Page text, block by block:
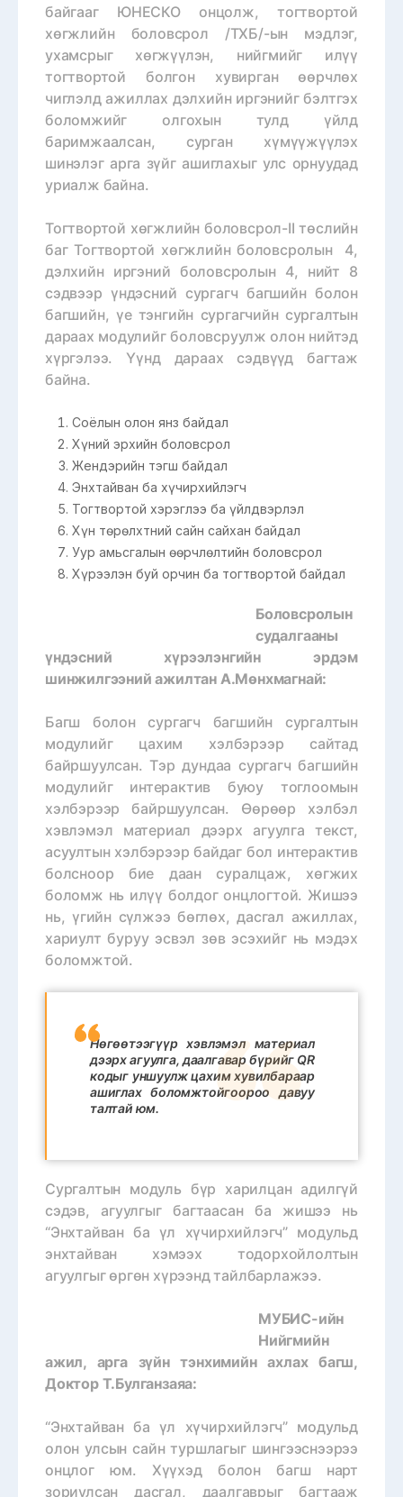
байгааг ЮНЕСКО онцолж, тогтвортой
хөгжлийн боловсрол /ТХБ/-ын мэдлэг,
ухамсрыг хөгжүүлэн, нийгмийг илүү
тогтвортой болгон хувирган өөрчлөх
чиглэлд ажиллах дэлхийн иргэнийг бэлтгэх
боломжийг олгохын тулд үйлд
баримжаалсан, сурган хүмүүжүүлэх
шинэлэг арга зүйг ашиглахыг улс орнуудад
уриалж байна.
Тогтвортой хөгжлийн боловсрол-II төслийн
баг Тогтвортой хөгжлийн боловсролын 4,
дэлхийн иргэний боловсролын 4, нийт 8
сэдвээр үндэсний сургагч багшийн болон
багшийн, үе тэнгийн сургагчийн сургалтын
дараах модулийг боловсруулж олон нийтэд
хүргэлээ. Үүнд дараах сэдвүүд багтаж
байна.
Соёлын олон янз байдал
Хүний эрхийн боловсрол
Жендэрийн тэгш байдал
Энхтайван ба хүчирхийлэгч
Тогтвортой хэрэглээ ба үйлдвэрлэл
Хүн төрөлхтний сайн сайхан байдал
Уур амьсгалын өөрчлөлтийн боловсрол
Хүрээлэн буй орчин ба тогтвортой байдал
Боловсролын
судалгааны
үндэсний хүрээлэнгийн эрдэм
шинжилгээний ажилтан А.Мөнхмагнай:
Багш болон сургагч багшийн сургалтын
модулийг цахим хэлбэрээр сайтад
байршуулсан. Тэр дундаа сургагч багшийн
модулийг интерактив буюу тоглоомын
хэлбэрээр байршуулсан. Өөрөөр хэлбэл
хэвлэмэл материал дээрх агуулга текст,
асуултын хэлбэрээр байдаг бол интерактив
болсноор бие даан суралцаж, хөгжих
боломж нь илүү болдог онцлогтой. Жишээ
нь, үгийн сүлжээ бөглөх, дасгал ажиллах,
хариулт буруу эсвэл зөв эсэхийг нь мэдэх
боломжтой.
Нөгөөтээгүүр хэвлэмэл материал
дээрх агуулга, даалгавар бүрийг QR
кодыг уншуулж цахим хувилбараар
ашиглах боломжтойгоороо давуу
талтай юм.
Сургалтын модуль бүр харилцан адилгүй
сэдэв, агуулгыг багтаасан ба жишээ нь
“Энхтайван ба үл хүчирхийлэгч” модульд
энхтайван хэмээх тодорхойлолтын
агуулгыг өргөн хүрээнд тайлбарлажээ.
МУБИС-ийн
Нийгмийн
ажил, арга зүйн тэнхимийн ахлах багш,
Доктор Т.Булганзаяа:
“Энхтайван ба үл хүчирхийлэгч” модульд
олон улсын сайн туршлагыг шингээснээрээ
онцлог юм. Хүүхэд болон багш нарт
зориулсан дасгал, даалгаврыг багтааж